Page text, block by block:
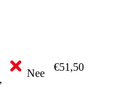
Nee
€51,50